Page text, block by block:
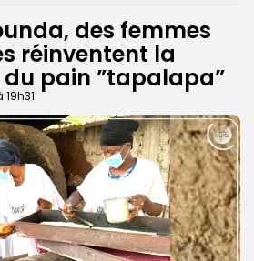
des femmes
réinventent la
pain ”tapalapa”